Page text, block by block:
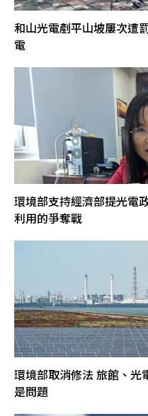
和山光電剷平山坡屢次遭
電
環境部支持經濟部提光電
利用的爭奪戰
環境部取消修法 旅館、光
是問題